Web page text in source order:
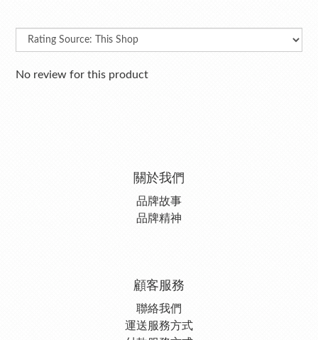
No review for this product
關於我們
品牌故事
品牌精神
顧客服務
聯絡我們
運送服務方式